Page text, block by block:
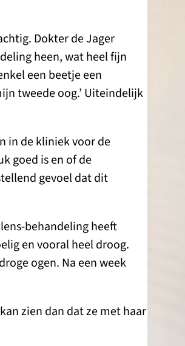
Dokter de Jager
heen, wat heel fijn
een beetje een
tweede oog.’ Uiteindelijk
in de kliniek voor de
goed is en of de
gevoel dat dit
behandeling heeft
en vooral heel droog.
ogen. Na een week
zien dan dat ze met haar